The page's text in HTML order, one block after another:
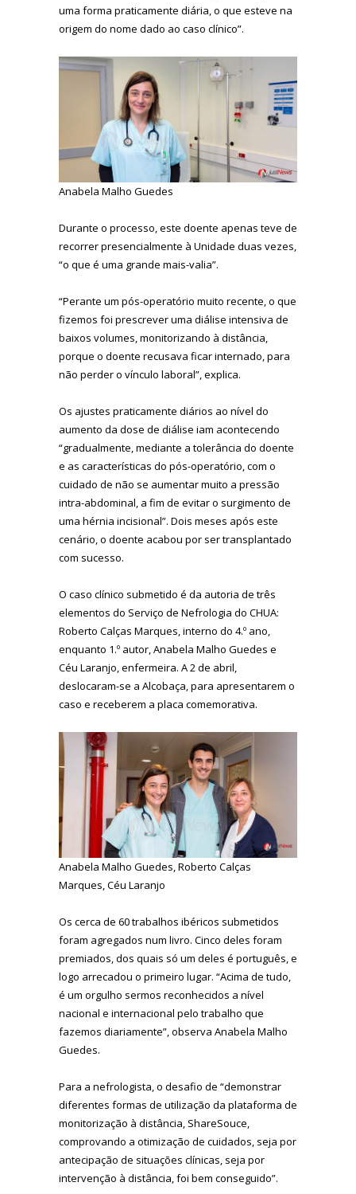
uma forma praticamente diária, o que esteve na
origem do nome dado ao caso clínico”.
Anabela Malho Guedes
Durante o processo, este doente apenas teve de
recorrer presencialmente à Unidade duas vezes,
“o que é uma grande mais-valia”.
“Perante um pós-operatório muito recente, o que
fizemos foi prescrever uma diálise intensiva de
baixos volumes, monitorizando à distância,
porque o doente recusava ficar internado, para
não perder o vínculo laboral”, explica.
Os ajustes praticamente diários ao nível do
aumento da dose de diálise iam acontecendo
“gradualmente, mediante a tolerância do doente
e as características do pós-operatório, com o
cuidado de não se aumentar muito a pressão
intra-abdominal, a fim de evitar o surgimento de
uma hérnia incisional”. Dois meses após este
cenário, o doente acabou por ser transplantado
com sucesso.
O caso clínico submetido é da autoria de três
elementos do Serviço de Nefrologia do CHUA:
Roberto Calças Marques, interno do 4.º ano,
enquanto 1.º autor, Anabela Malho Guedes e
Céu Laranjo, enfermeira. A 2 de abril,
deslocaram-se a Alcobaça, para apresentarem o
caso e receberem a placa comemorativa.
Anabela Malho Guedes, Roberto Calças
Marques, Céu Laranjo
Os cerca de 60 trabalhos ibéricos submetidos
foram agregados num livro. Cinco deles foram
premiados, dos quais só um deles é português, e
logo arrecadou o primeiro lugar. “Acima de tudo,
é um orgulho sermos reconhecidos a nível
nacional e internacional pelo trabalho que
fazemos diariamente”, observa Anabela Malho
Guedes.
Para a nefrologista, o desafio de “demonstrar
diferentes formas de utilização da plataforma de
monitorização à distância, ShareSouce,
comprovando a otimização de cuidados, seja por
antecipação de situações clínicas, seja por
intervenção à distância, foi bem conseguido”.